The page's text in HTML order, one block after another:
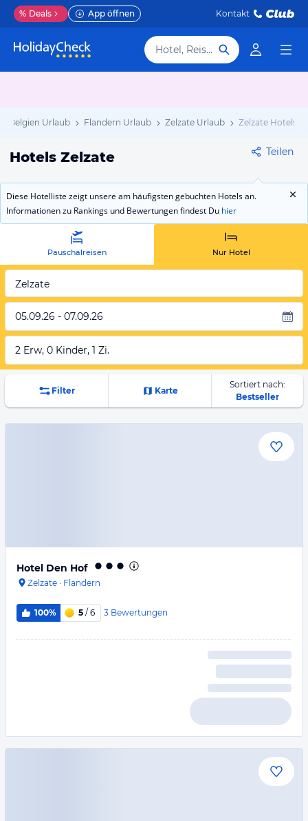
% Deals App öffnen Kontakt
Hotel, Reiseziel
Belgien Urlaub Flandern Urlaub Zelzate Urlaub Zelzate Hotels
Hotels Zelzate Teilen
Diese Hotelliste zeigt unsere am häufigsten gebuchten Hotels an.
Informationen zu Rankings und Bewertungen findest Du hier
Pauschalreisen Nur Hotel
Zelzate
05.09.26 - 07.09.26
2 Erw, 0 Kinder, 1 Zi.
Filter Karte
Sortiert nach:
Bestseller
Hotel Den Hof
Zelzate · Flandern
100% 5 / 6 3 Bewertungen